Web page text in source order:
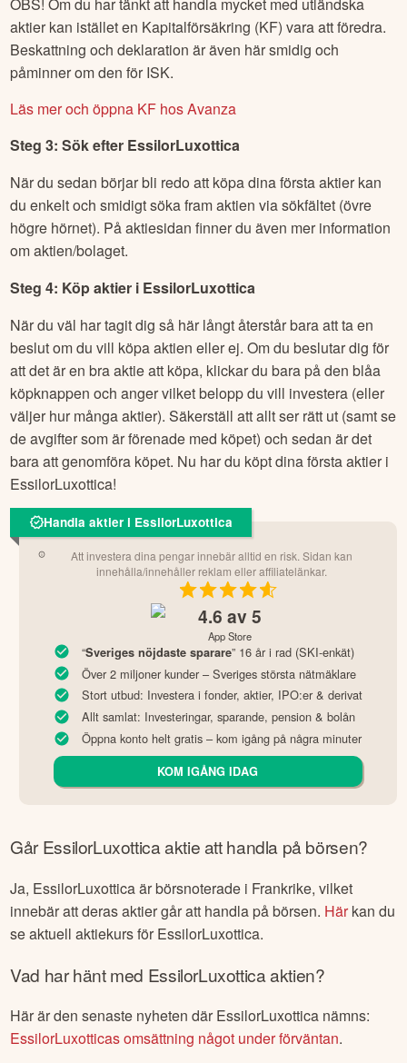
OBS! Om du har tänkt att handla mycket med utländska
aktier kan istället en Kapitalförsäkring (KF) vara att föredra.
Beskattning och deklaration är även här smidig och
påminner om den för ISK.
Läs mer och öppna KF hos Avanza
Steg 3: Sök efter EssilorLuxottica
När du sedan börjar bli redo att köpa dina första aktier kan
du enkelt och smidigt söka fram aktien via sökfältet (övre
högre hörnet). På aktiesidan finner du även mer information
om aktien/bolaget.
Steg 4: Köp aktier i EssilorLuxottica
När du väl har tagit dig så här långt återstår bara att ta en
beslut om du vill köpa aktien eller ej. Om du beslutar dig för
att det är en bra aktie att köpa, klickar du bara på den blåa
köpknappen och anger vilket belopp du vill investera (eller
väljer hur många aktier). Säkerställ att allt ser rätt ut (samt se
de avgifter som är förenade med köpet) och sedan är det
bara att genomföra köpet. Nu har du köpt dina första aktier i
EssilorLuxottica!
Handla aktier i EssilorLuxottica
Att investera dina pengar innebär alltid en risk. Sidan kan
innehålla/innehåller reklam eller affiliatelänkar.
4.6 av 5
App Store
“Sveriges nöjdaste sparare” 16 år i rad (SKI-enkät)
Över 2 miljoner kunder – Sveriges största nätmäklare
Stort utbud: Investera i fonder, aktier, IPO:er & derivat
Allt samlat: Investeringar, sparande, pension & bolån
Öppna konto helt gratis – kom igång på några minuter
KOM IGÅNG IDAG
GårEssilorLuxotticaaktie att handla på börsen?
Ja, EssilorLuxotticaär börsnoterade i Frankrike, vilket
innebär att deras aktier går att handla på börsen. Härkan du
se aktuell aktiekurs för EssilorLuxottica.
Vad har hänt med EssilorLuxotticaaktien?
Här är den senaste nyheten där EssilorLuxottica nämns:
EssilorLuxotticas omsättning något under förväntan.